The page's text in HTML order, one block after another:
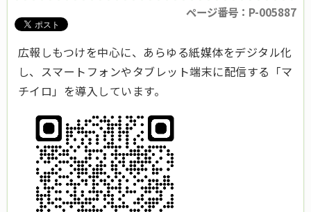
ページ番号：P-005887
広報しもつけを中心に、あらゆる紙媒体をデジタル化
し、スマートフォンやタブレット端末に配信する「マ
チイロ」を導入しています。